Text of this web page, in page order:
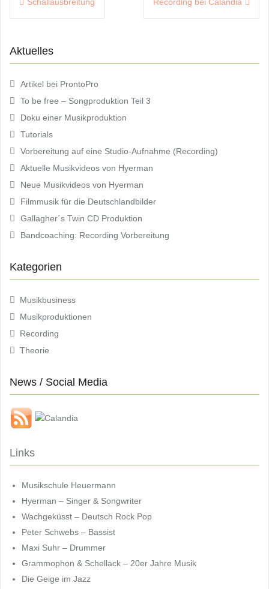
e
e
z
t
e
i
l
n
W
i
r
d
n
e
u
e
m
e
s
t
e
f
n
e
t
)
f
o
z
t
e
l
n
W
i
d
n
e
u
m
e
s
t
g
e
f
n
e
)
Aktuelles
Artikel bei ProntoPro
To be free – Songproduktion Teil 3
Doku einer Musikproduktion
Tutorials
Vorbereitung auf eine Studio-Aufnahme (Recording)
Aktuelle Musikvideos von Hyerman
Neue Musikvideos von Hyerman
Filmmusik für die Deutschlandbilder
Gallagher´s Twin CD Produktion
Bandcoaching: Recording Vorbereitung
Kategorien
Musikbusiness
Musikproduktionen
Recording
Theorie
News / Social Media
Links
Musikschule Heuermann
Hyerman – Singer & Songwriter
Wachgeküsst – Deutsch Rock Pop
Peter Schwebs – Bassist
Maxi Suhr – Drummer
Grammophon & Schellack – 20er Jahre Musik
Die Geige im Jazz